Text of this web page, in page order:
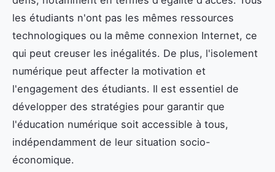
les étudiants n'ont pas les mêmes ressources
technologiques ou la même connexion Internet, ce
qui peut creuser les inégalités. De plus, l'isolement
numérique peut affecter la motivation et
l'engagement des étudiants. Il est essentiel de
développer des stratégies pour garantir que
l'éducation numérique soit accessible à tous,
indépendamment de leur situation socio-
économique.